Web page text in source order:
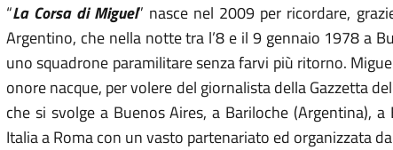
“La Corsa di Miguel” nasce nel 2009 per ricordare,
Argentino, che nella notte tra l’8 e il 9 gennaio 1978 a
uno squadrone paramilitare senza farvi più ritorno.
onore nacque, per volere del giornalista della Gazzetta
che si svolge a Buenos Aires, a Bariloche (Argentina),
Italia a Roma con un vasto partenariato ed organizzata